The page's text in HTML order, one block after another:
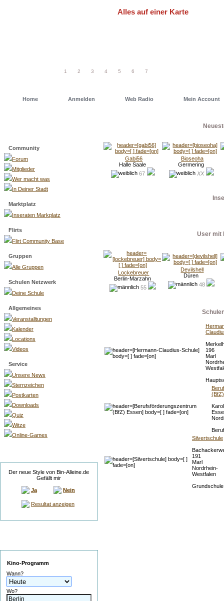
Alles auf einer Karte
1 2 3 4 5 6 7
Home Anmelden Web Radio Mein Account
Community
Forum
Mitglieder
Wer macht was
In Deiner Stadt
Marktplatz
Inseraten Markplatz
Flirts
Flirt Community Base
Gruppen
Alle Gruppen
Schulen Netzwerk
Deine Schule
Allgemeines
Veranstalltungen
Kalender
Locations
Videos
Service
Unsere News
Sternzeichen
Postkarten
Downloads
Quiz
Witze
Online-Games
Der neue Style von Bin-Alleine.de
Gefällt mir
Ja
Nein
Resultat anzeigen
Kino-Programm
Wann?
Wo?
Gabi56
Halle Saale
67
Bioseoha
Germering
XX
User mit
Lockebreuer
Berlin-Marzahn
55
Devilshell
Düren
48
196
Marl
Silvertschule
191
Marl
Nordrhein-
Westfalen